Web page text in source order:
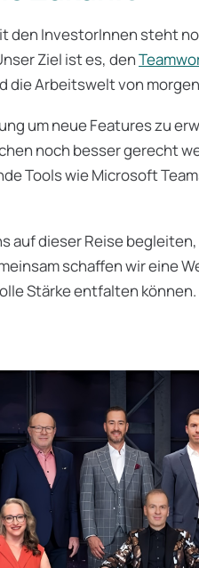
den InvestorInnen steht
Ziel ist es, den
die Arbeitswelt von
um neue Features zu
noch besser gerecht
Tools wie Microsoft
auf dieser Reise
schaffen wir eine
Stärke entfalten können.